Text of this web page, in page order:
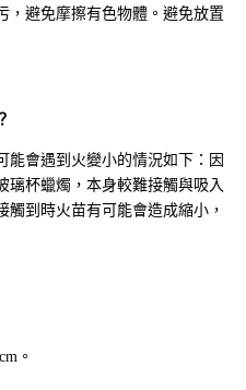
，避免摩擦有色物體。避免放置
能會遇到火變小的情況如下：因
璃杯蠟燭，本身較難接觸與吸入
到時火苗有可能會造成縮小，
。